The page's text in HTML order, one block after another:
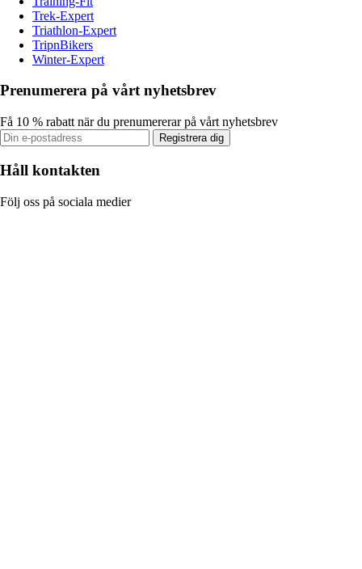
Trek-Expert
Triathlon-Expert
TripnBikers
Winter-Expert
Prenumerera på vårt nyhetsbrev
Få 10 % rabatt när du prenumererar på vårt nyhetsbrev
Registrera dig
Håll kontakten
Följ oss på sociala medier